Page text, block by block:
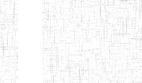
Effacer les filtres
Denomination
Type